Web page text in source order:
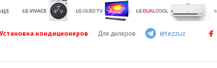
Установка кондиционеров Для дилеров @tezzuz